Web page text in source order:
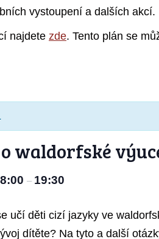
vystoupení a dalších akcí.
najdete zde. Tento plán se
waldorfské
– 19:30
učí děti cizí jazyky ve
dítěte? Na tyto a další